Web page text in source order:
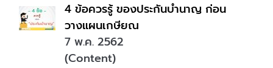
4 ข้อควรรู้ ของประกันบำนาญ ก่อน
วางแผนเกษียณ
7 พ.ค. 2562
(Content)